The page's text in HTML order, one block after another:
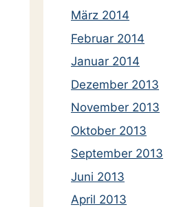
März 2014
Februar 2014
Januar 2014
Dezember 2013
November 2013
Oktober 2013
September 2013
Juni 2013
April 2013